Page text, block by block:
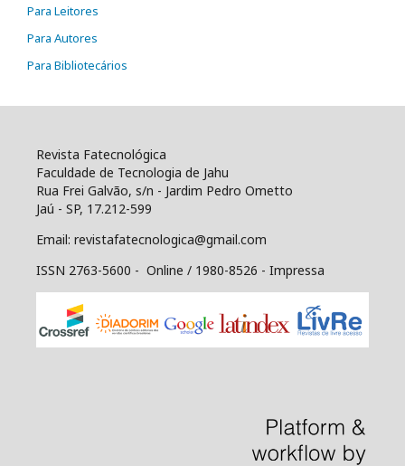
Para Leitores
Para Autores
Para Bibliotecários
Revista Fatecnológica
Faculdade de Tecnologia de Jahu
Rua Frei Galvão, s/n - Jardim Pedro Ometto
Jaú - SP, 17.212-599
Email: revistafatecnologica@gmail.com
ISSN 2763-5600 - Online / 1980-8526 - Impressa